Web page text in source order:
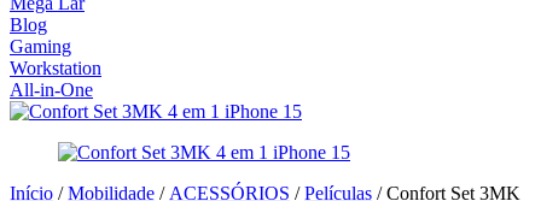
Blog
Gaming
Workstation
All-in-One
Início /Mobilidade /ACESSÓRIOS /Películas / Confort Set 3MK